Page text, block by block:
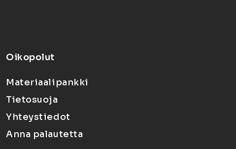
Oikopolut
Materiaalipankki
Tietosuoja
Yhteystiedot
Anna palautetta